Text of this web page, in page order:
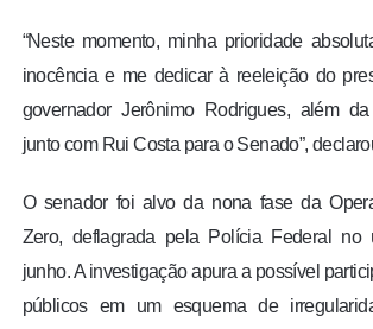
“Neste momento, minha prioridade
inocência e me dedicar à reeleição do
governador Jerônimo Rodrigues, além
junto com Rui Costa para o Senado”,
O senador foi alvo da nona fase da
Zero, deflagrada pela Polícia Federal
junho. A investigação apura a possível
públicos em um esquema de